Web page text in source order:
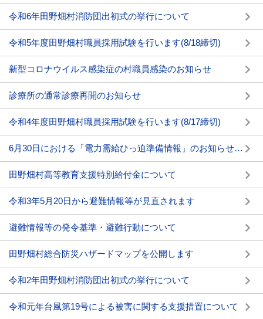
令和6年田野畑村消防団出初式の挙行について
令和5年度田野畑村職員採用試験を行います(8/18締切)
新型コロナウイルス感染症の村職員感染のお知らせ
診療所の通常診療再開のお知らせ
令和4年度田野畑村職員採用試験を行います(8/17締切)
6月30日における「電力需給ひっ迫準備情報」のお知らせについて
田野畑村高等教育支援特別給付金について
令和3年5月20日から避難情報等が見直されます
避難情報等の発令基準・避難行動について
田野畑村総合防災ハザードマップを公開します
令和2年田野畑村消防団出初式の挙行について
令和元年台風第19号による被害に関する支援措置について